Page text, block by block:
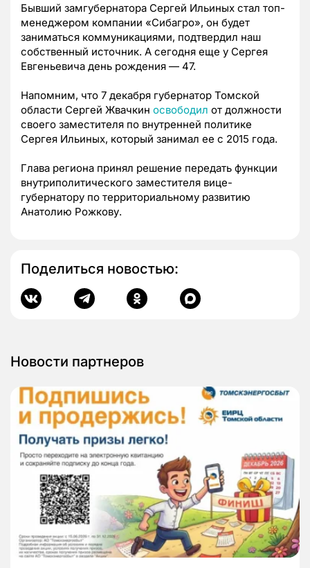
Бывший замгубернатора Сергей Ильиных стал топ-
менеджером компании «Сибагро», он будет
заниматься коммуникациями, подтвердил наш
собственный источник. А сегодня еще у Сергея
Евгеньевича день рождения — 47.
Напомним, что 7 декабря губернатор Томской
области Сергей Жвачкин освободил от должности
своего заместителя по внутренней политике
Сергея Ильиных, который занимал ее с 2015 года.
Глава региона принял решение передать функции
внутриполитического заместителя вице-
губернатору по территориальному развитию
Анатолию Рожкову.
Поделиться новостью:
Новости партнеров